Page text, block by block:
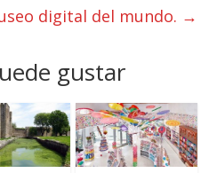
digital del mundo. →
gustar